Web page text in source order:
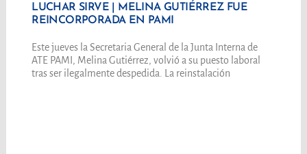
LUCHAR SIRVE | MELINA GUTIÉRREZ FUE
REINCORPORADA EN PAMI
Este jueves la Secretaria General de la Junta Interna de
ATE PAMI, Melina Gutiérrez, volvió a su puesto laboral
tras ser ilegalmente despedida. La reinstalación